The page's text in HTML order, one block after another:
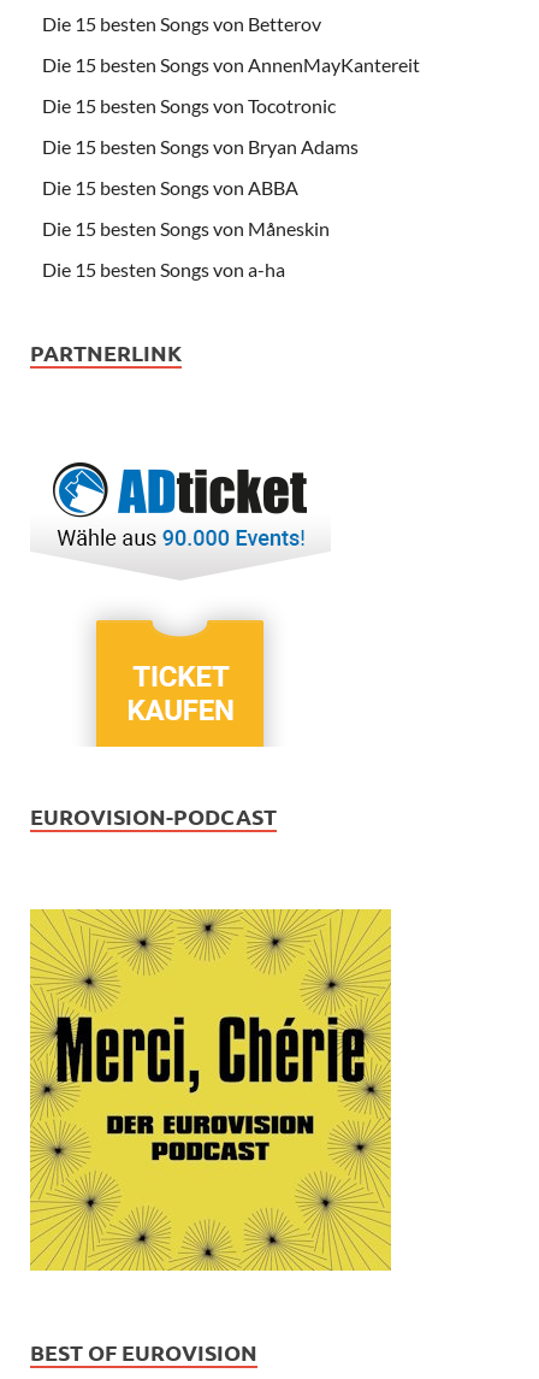
Die 15 besten Songs von Betterov
Die 15 besten Songs von AnnenMayKantereit
Die 15 besten Songs von Tocotronic
Die 15 besten Songs von Bryan Adams
Die 15 besten Songs von ABBA
Die 15 besten Songs von Måneskin
Die 15 besten Songs von a-ha
PARTNERLINK
EUROVISION-PODCAST
BEST OF EUROVISION